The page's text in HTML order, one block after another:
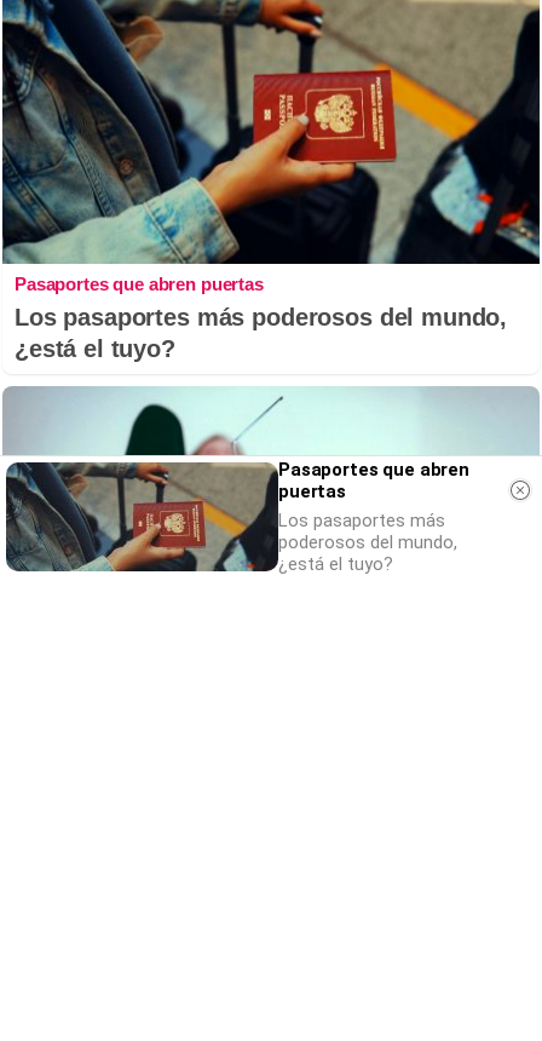
Pasaportes que abren puertas
Los pasaportes más poderosos del mundo,
¿está el tuyo?
Pasaportes que abren
puertas
Los pasaportes más
poderosos del mundo,
¿está el tuyo?